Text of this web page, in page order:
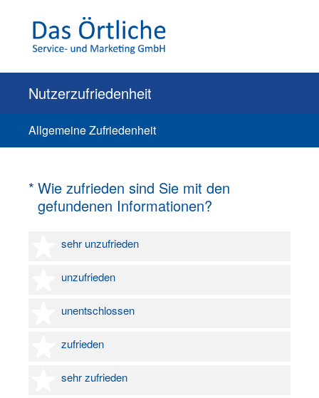
Nutzerzufriedenheit
Allgemeine Zufriedenheit
* Wie zufrieden sind Sie mit den
gefundenen Informationen?
(Erforderlich.)
sehr unzufrieden
1 Stern
unzufrieden
2 Sterne
unentschlossen
3 Sterne
zufrieden
4 Sterne
sehr zufrieden
5 Sterne